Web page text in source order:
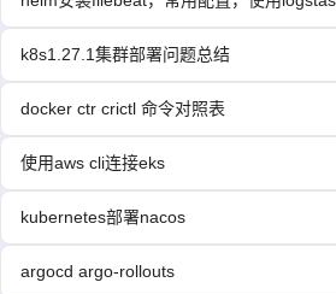
k8s1.27.1集群部署问题总结
docker ctr crictl 命令对照表
使用aws cli连接eks
kubernetes部署nacos
argocd argo-rollouts